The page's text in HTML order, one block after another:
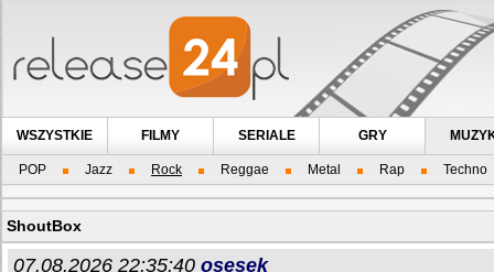
WSZYSTKIE FILMY SERIALE GRY
POP Jazz Rock Reggae Metal Rap Techno
ShoutBox